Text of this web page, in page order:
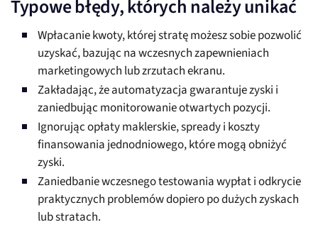
Typowe błędy, których należy unikać
Wpłacanie kwoty, której stratę możesz sobie pozwolić
uzyskać, bazując na wczesnych zapewnieniach
marketingowych lub zrzutach ekranu.
Zakładając, że automatyzacja gwarantuje zyski i
zaniedbując monitorowanie otwartych pozycji.
Ignorując opłaty maklerskie, spready i koszty
finansowania jednodniowego, które mogą obniżyć
zyski.
Zaniedbanie wczesnego testowania wypłat i odkrycie
praktycznych problemów dopiero po dużych zyskach
lub stratach.